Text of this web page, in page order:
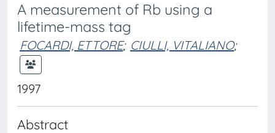
A measurement of Rb using a
lifetime-mass tag
FOCARDI, ETTORE; CIULLI, VITALIANO;
1997
Abstract